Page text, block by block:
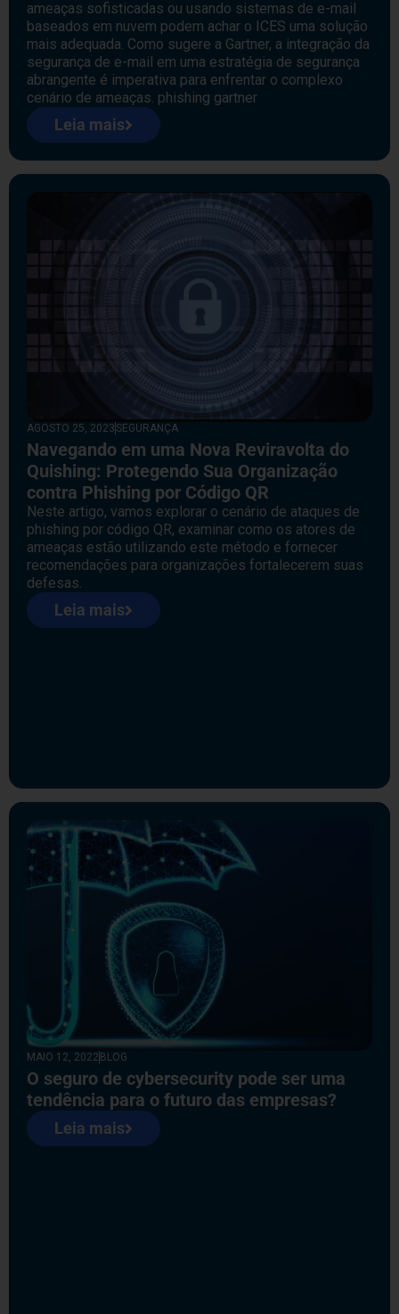
ameaças sofisticadas ou usando sistemas de e-mail
baseados em nuvem podem achar o ICES uma solução
mais adequada. Como sugere a Gartner, a integração da
segurança de e-mail em uma estratégia de segurança
abrangente é imperativa para enfrentar o complexo
cenário de ameaças. phishing gartner
Leia mais
AGOSTO 25, 2023 SEGURANÇA
Navegando em uma Nova Reviravolta do
Quishing: Protegendo Sua Organização
contra Phishing por Código QR
Neste artigo, vamos explorar o cenário de ataques de
phishing por código QR, examinar como os atores de
ameaças estão utilizando este método e fornecer
recomendações para organizações fortalecerem suas
defesas.
Leia mais
MAIO 12, 2022 BLOG
O seguro de cybersecurity pode ser uma
tendência para o futuro das empresas?
Leia mais